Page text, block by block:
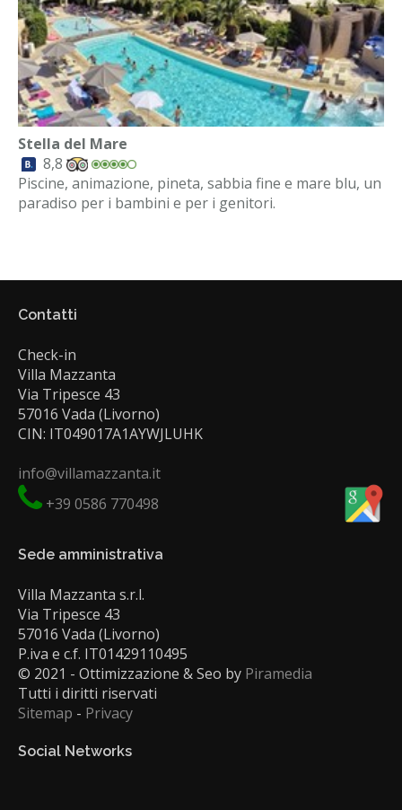
Stella del Mare
8,8
Piscine, animazione, pineta, sabbia fine e mare blu, un
paradiso per i bambini e per i genitori.
Contatti
Check-in
Villa Mazzanta
Via Tripesce 43
57016 Vada (Livorno)
CIN: IT049017A1AYWJLUHK
info@villamazzanta.it
+39 0586 770498
Sede amministrativa
Villa Mazzanta s.r.l.
Via Tripesce 43
57016 Vada (Livorno)
P.iva e c.f. IT01429110495
© 2021 - Ottimizzazione & Seo by Piramedia
Tutti i diritti riservati
Sitemap - Privacy
Social Networks